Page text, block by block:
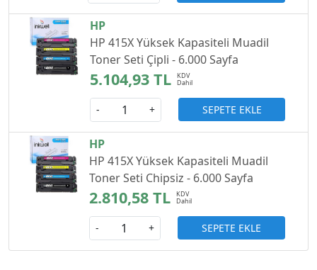
HP
HP 415X Yüksek Kapasiteli Muadil
Toner Seti Çipli - 6.000 Sayfa
5.104,93 TL
- + SEPETE EKLE
HP
HP 415X Yüksek Kapasiteli Muadil
Toner Seti Chipsiz - 6.000 Sayfa
2.810,58 TL
- + SEPETE EKLE